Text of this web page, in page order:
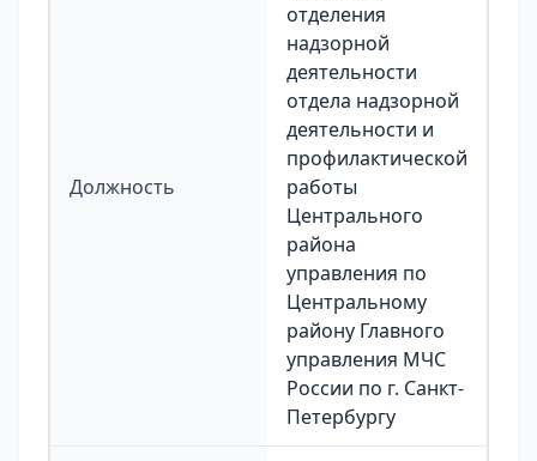
Должность
отделения
надзорной
деятельности
отдела надзорной
деятельности и
профилактической
работы
Центрального
района
управления по
Центральному
району Главного
управления МЧС
России по г. Санкт-
Петербургу